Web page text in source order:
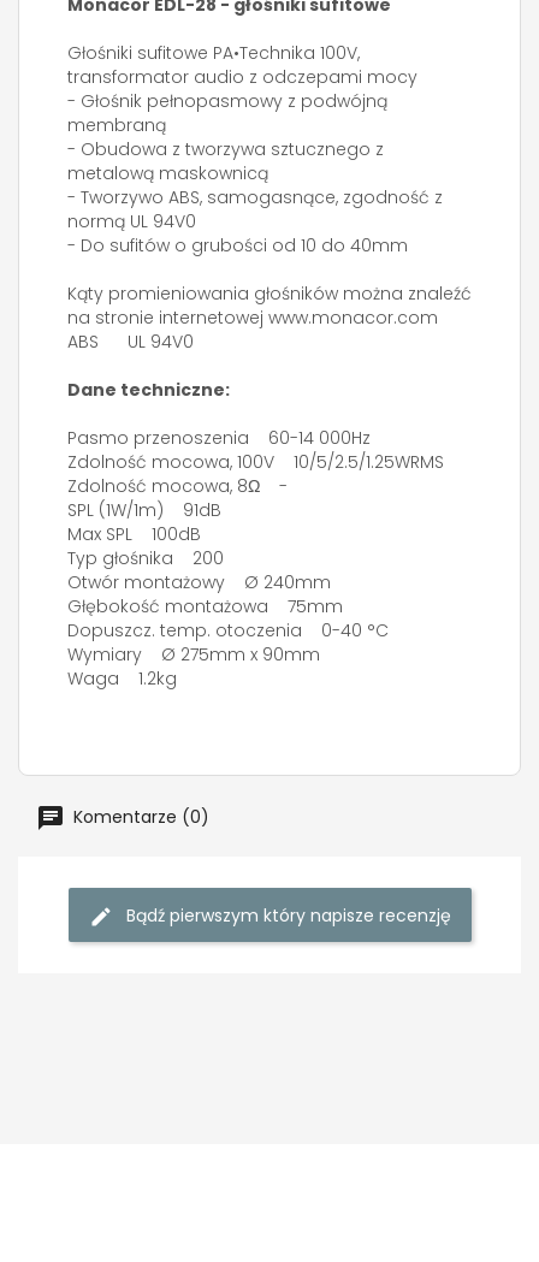
Monacor EDL-28 - głośniki sufitowe
Głośniki sufitowe PA•Technika 100V,
transformator audio z odczepami mocy
- Głośnik pełnopasmowy z podwójną
membraną
- Obudowa z tworzywa sztucznego z
metalową maskownicą
- Tworzywo ABS, samogasnące, zgodność z
normą UL 94V0
- Do sufitów o grubości od 10 do 40mm
Kąty promieniowania głośników można znaleźć
na stronie internetowej www.monacor.com
ABS UL 94V0
Dane techniczne:
Pasmo przenoszenia 60-14 000Hz
Zdolność mocowa, 100V 10/5/2.5/1.25WRMS
Zdolność mocowa, 8Ω -
SPL (1W/1m) 91dB
Max SPL 100dB
Typ głośnika 200
Otwór montażowy Ø 240mm
Głębokość montażowa 75mm
Dopuszcz. temp. otoczenia 0-40 °C
Wymiary Ø 275mm x 90mm
Waga 1.2kg
Komentarze (0)
Bądź pierwszym który napisze recenzję